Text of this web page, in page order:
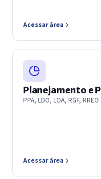
Acessar área
Planejamento e
PPA, LDO, LOA, RGF,
Acessar área